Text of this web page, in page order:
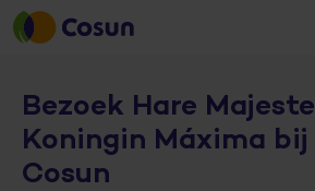
Bezoek Hare
Koningin Máxima bij
Cosun